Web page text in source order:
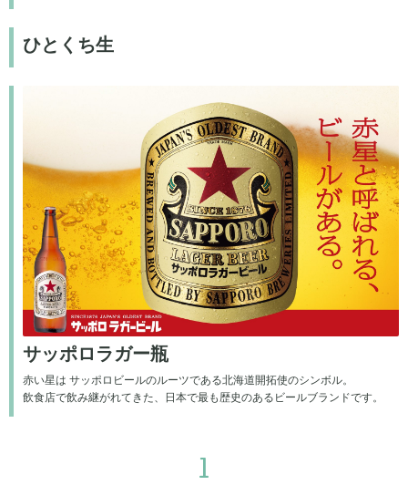
ひとくち生
サッポロラガー瓶
赤い星は サッポロビールのルーツである北海道開拓使のシンボル。
飲食店で飲み継がれてきた、日本で最も歴史のあるビールブランドです。
1